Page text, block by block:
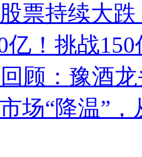
票持续大
亿！挑战
顾：豫酒
场“降温”